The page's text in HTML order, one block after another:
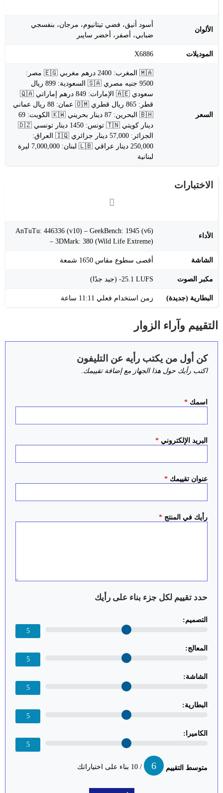
الألوان
أسود أنيق، فضي تيتانيوم، مرجان، بنفسجي
ضبابي، أصفر، أخضر سايبر
الموديلات X6886
السعر
🇲🇦 المغرب: 2400 درهم مغربي 🇪🇬 مصر:
9500 جنيه مصري 🇸🇦 السعودية: 899 ريال
سعودي 🇦🇪 الإمارات: 849 درهم إماراتي 🇶🇦
قطر: 865 ريال قطري 🇴🇲 عمان: 88 ريال عماني
🇧🇭 البحرين: 87 دينار بحريني 🇰🇼 الكويت: 69
دينار كويتي 🇹🇳 تونس: 1450 دينار تونسي 🇩🇿
الجزائر: 57,000 دينار جزائري 🇮🇶 العراق:
250,000 دينار عراقي 🇱🇧 لبنان: 7,000,000 ليرة
لبنانية
الاختبارات
الأداء
AnTuTu: ‎446336‎ (v10) – GeekBench: ‎1945‎ (v6)
– 3DMark: ‎380‎ (Wild Life Extreme)
الشاشة أقصى سطوع مقاس 1650 شمعة
مكبر الصوت ‎-25.1 LUFS‎ (جيد جدًا)
البطارية (جديدة) زمن استخدام فعلي ‎11:11‎ ساعة
التقييم وآراء الزوار
كن أول من يكتب رأيه عن التليفون
اكتب رأيك حول هذا الجهاز مع إضافة تقييمك.
اسمك *
البريد الإلكتروني *
عنوان تقييمك *
رأيك في المنتج *
حدد تقييم لكل جزء بناء على رأيك
التصميم:
5
المعالج:
5
الشاشة:
5
البطارية:
5
الكاميرا:
5
متوسط التقييم 6 / 10 بناء على اختياراتك